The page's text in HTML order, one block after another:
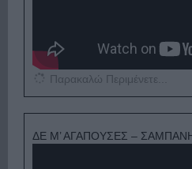
Παρακαλώ Περιμένετε...
ΔΕ Μ’ ΑΓΑΠΟΥΣΕΣ –